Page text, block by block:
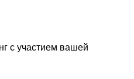
с участием вашей